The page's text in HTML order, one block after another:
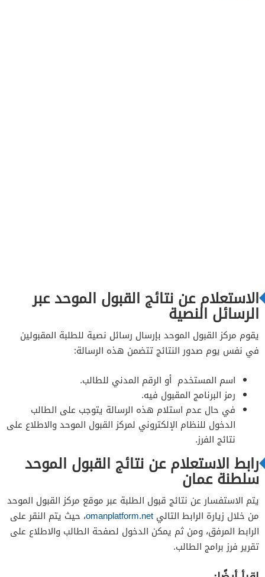
الاستعلام عن نتائج القبول الموحد عبر
الرسائل النصية
يقوم مركز القبول الموحد بإرسال رسائل نصية للطلبة المقبولين
في نفس يوم صدور النتائج تتضمن هذه الرسالة:
اسم المستخدم أو الرقم المدني للطالب.
رمز البرنامج المقبول فيه.
في حال عدم استلام هذه الرسالة يتوجب على الطالب
الدخول للنظام الإلكتروني لمركز القبول الموحد والاطلاع على
نتائج الفرز.
رابط الاستعلام عن نتائج القبول الموحد
سلطنة عمان
يتم الاستفسار عن نتائج قبول الطلبة عبر موقع مركز القبول الموحد
من خلال زيارة الرابط التالي omanplatform.net، حيث يتم النقر على
الرابط المرفق، ومن ثم يمكن الدخول لصفحة الطالب والاطلاع على
تقرير فرز برامج الطالب.